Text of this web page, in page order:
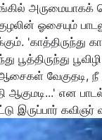
அருமையாகக்
ஓசையும்
'காத்திருந்து
பூத்திருந்து
வேகுதடி, நீ
ஆகுமடி...' என
இருப்பார் கவிஞர்